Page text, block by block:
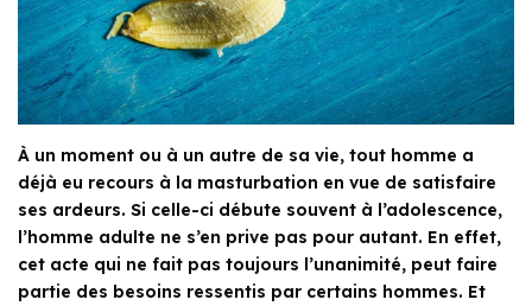
À un moment ou à un autre de sa vie, tout homme a
déjà eu recours à la masturbation en vue de satisfaire
ses ardeurs. Si celle-ci débute souvent à l’adolescence,
l’homme adulte ne s’en prive pas pour autant. En effet,
cet acte qui ne fait pas toujours l’unanimité, peut faire
partie des besoins ressentis par certains hommes. Et